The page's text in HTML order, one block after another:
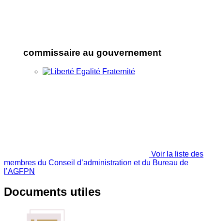
commissaire au gouvernement
Voir la liste des
membres du Conseil d’administration et du Bureau de
l’AGFPN
Documents utiles